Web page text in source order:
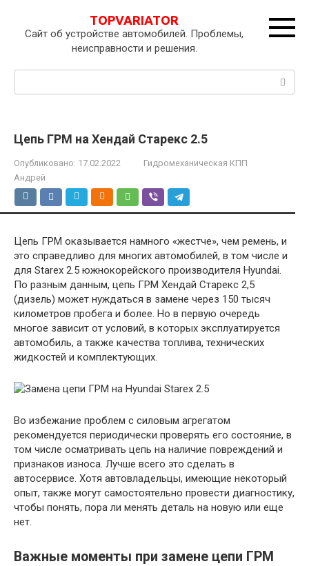
контенту
TOPVARIATOR
Сайт об устройстве автомобилей. Проблемы,
неисправности и решения.
Поиск:
Цепь ГРМ на Хендай Старекс 2.5
Опубликовано: 17.02.2022
Гидромеханическая КПП
Андрей
Цепь ГРМ оказывается намного «жестче», чем ремень, и
это справедливо для многих автомобилей, в том числе и
для Starex 2.5 южнокорейского производителя Hyundai.
По разным данным, цепь ГРМ Хендай Старекс 2,5
(дизель) может нуждаться в замене через 150 тысяч
километров пробега и более. Но в первую очередь
многое зависит от условий, в которых эксплуатируется
автомобиль, а также качества топлива, технических
жидкостей и комплектующих.
Во избежание проблем с силовым агрегатом
рекомендуется периодически проверять его состояние, в
том числе осматривать цепь на наличие повреждений и
признаков износа. Лучше всего это сделать в
автосервисе. Хотя автовладельцы, имеющие некоторый
опыт, также могут самостоятельно провести диагностику,
чтобы понять, пора ли менять деталь на новую или еще
нет.
Важные моменты при замене цепи ГРМ